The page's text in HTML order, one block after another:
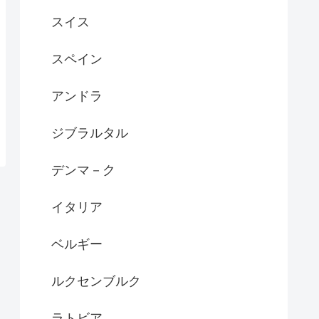
スイス
スペイン
アンドラ
ジブラルタル
デンマ－ク
イタリア
ベルギー
ルクセンブルク